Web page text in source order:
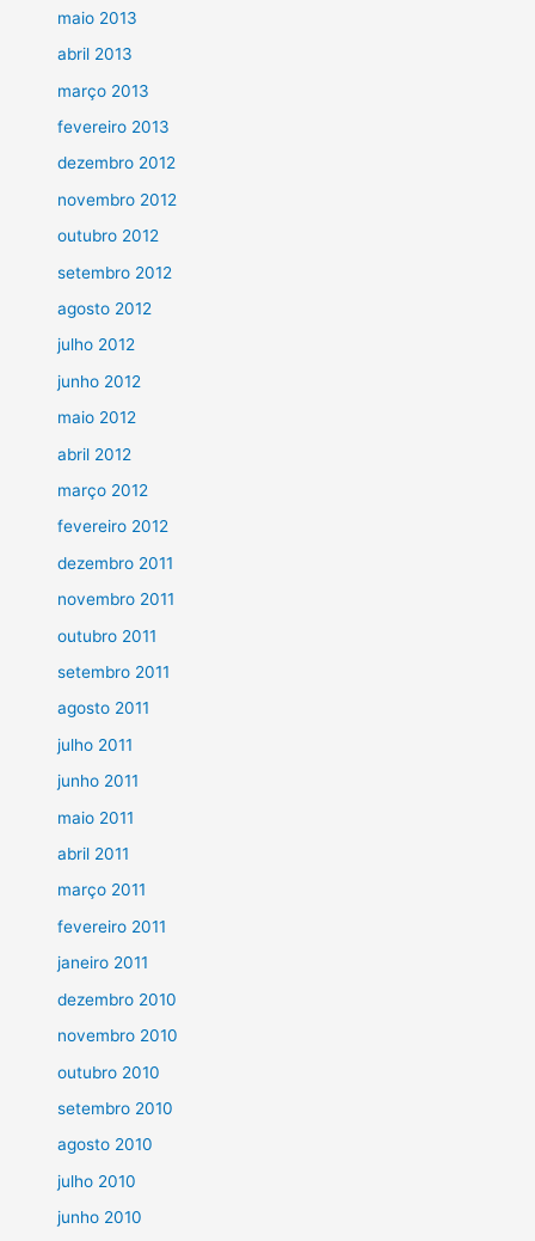
maio 2013
abril 2013
março 2013
fevereiro 2013
dezembro 2012
novembro 2012
outubro 2012
setembro 2012
agosto 2012
julho 2012
junho 2012
maio 2012
abril 2012
março 2012
fevereiro 2012
dezembro 2011
novembro 2011
outubro 2011
setembro 2011
agosto 2011
julho 2011
junho 2011
maio 2011
abril 2011
março 2011
fevereiro 2011
janeiro 2011
dezembro 2010
novembro 2010
outubro 2010
setembro 2010
agosto 2010
julho 2010
junho 2010